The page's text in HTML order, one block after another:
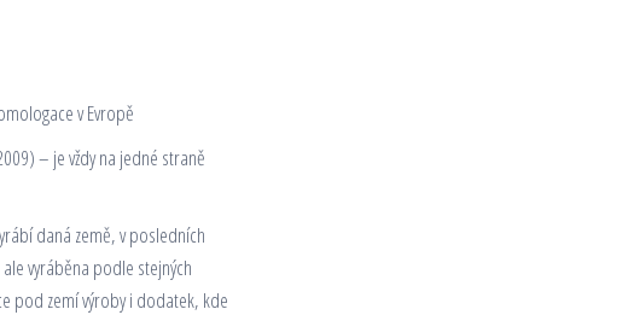
v Evropě
– je vždy na jedné straně
daná země, v posledních
vyráběna podle stejných
pod zemí výroby i dodatek, kde